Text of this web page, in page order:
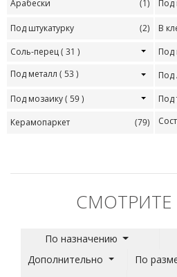
Арабески (1) Под
Под штукатурку (2) В
Соль-перец( 31 ) Под
Под металл ( 53 ) Под
Под мозаику( 59 ) Под
Керамопаркет
(79)
СМОТРИТЕ
По назначению
Дополнительно
По